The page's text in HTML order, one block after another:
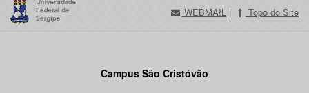
WEBMAIL | Topo do Site
Campus São Cristóvão